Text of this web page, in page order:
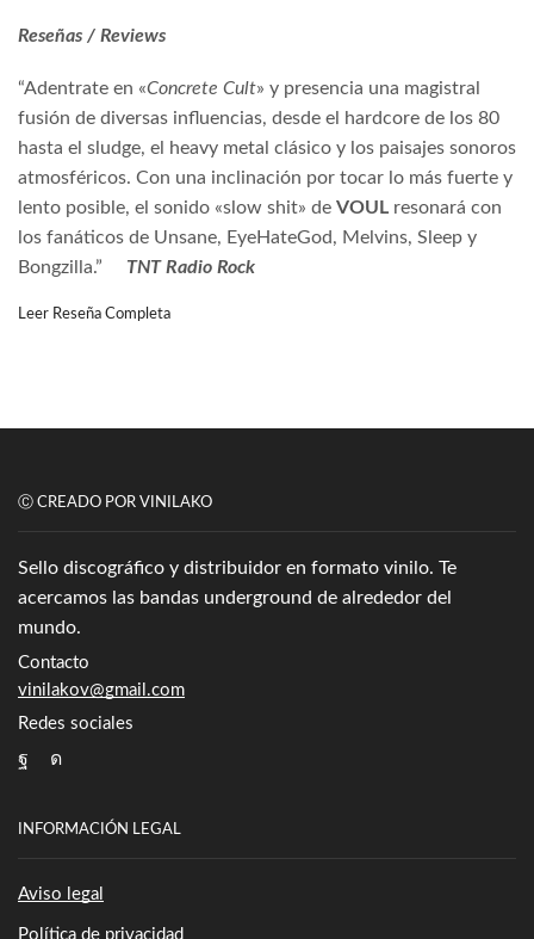
Reseñas / Reviews
“Adentrate en «Concrete Cult» y presencia una magistral
fusión de diversas influencias, desde el hardcore de los 80
hasta el sludge, el heavy metal clásico y los paisajes sonoros
atmosféricos. Con una inclinación por tocar lo más fuerte y
lento posible, el sonido «slow shit» de VOUL resonará con
los fanáticos de Unsane, EyeHateGod, Melvins, Sleep y
Bongzilla.” TNT Radio Rock
Leer Reseña Completa
Ⓒ CREADO POR VINILAKO
Sello discográfico y distribuidor en formato vinilo. Te
acercamos las bandas underground de alrededor del
mundo.
Contacto
vinilakov@gmail.com
Redes sociales
Facebook
Instagram
INFORMACIÓN LEGAL
Aviso legal
Política de privacidad